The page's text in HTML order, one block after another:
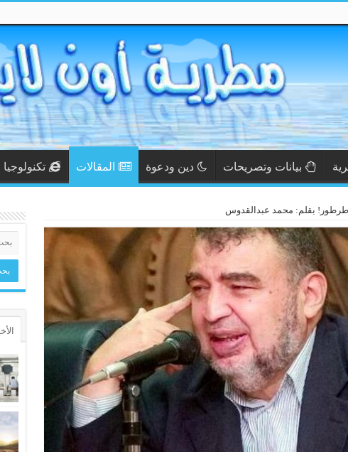
بيانات وتصريحات دين ودعوة المقالات تكنولوجيا
طرطور! بقلم: محمد عبدالقدوس